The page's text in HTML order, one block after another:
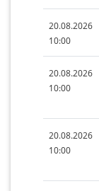
20.08.2026
10:00
20.08.2026
10:00
20.08.2026
10:00